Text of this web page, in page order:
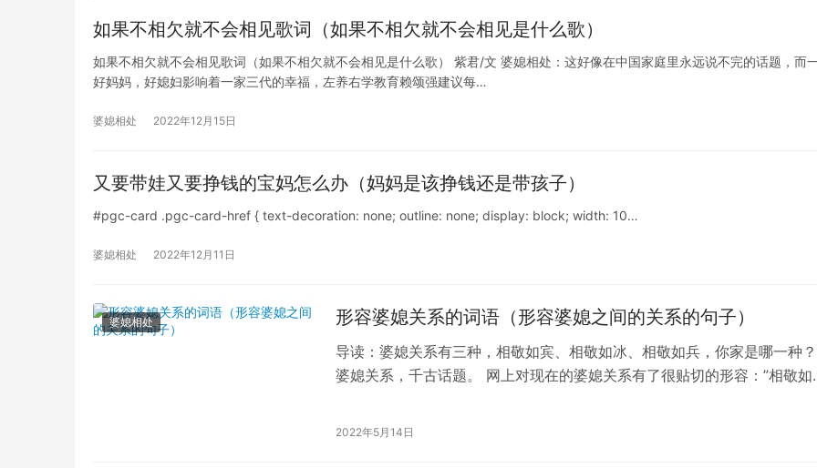
如果不相欠就不会相见歌词（如果不相欠就不会相见是什么歌）
如果不相欠就不会相见歌词（如果不相欠就不会相见是什么歌） 紫君/文 婆媳相处：这好像在中国家庭里永远说不完的话题，而
好妈妈，好媳妇影响着一家三代的幸福，左养右学教育赖颂强建议每…
婆媳相处 2022年12月15日
又要带娃又要挣钱的宝妈怎么办（妈妈是该挣钱还是带孩子）
#pgc-card .pgc-card-href { text-decoration: none; outline: none; display: block; width: 10…
婆媳相处 2022年12月11日
婆媳相处 形容婆媳关系的词语（形容婆媳之间的关系的句子）
导读：婆媳关系有三种，相敬如宾、相敬如冰、相敬如兵，你家是哪一种
婆媳关系，千古话题。 网上对现在的婆媳关系有了很贴切的形容：”相敬如
2022年5月14日